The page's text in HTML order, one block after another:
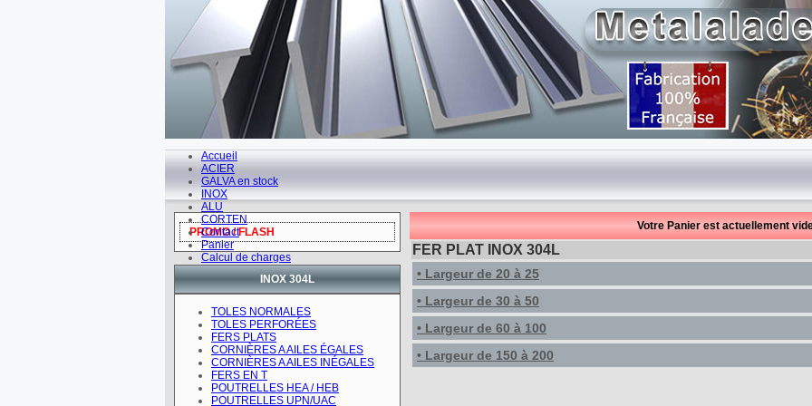
Accueil
ACIER
GALVA en stock
INOX
ALU
CORTEN
Contact
Panier
Calcul de charges
PROMO / FLASH
INOX 304L
TOLES NORMALES
TOLES PERFORÉES
FERS PLATS
CORNIÈRES A AILES ÉGALES
CORNIÈRES A AILES INÉGALES
FERS EN T
POUTRELLES HEA / HEB
POUTRELLES UPN/UAC
Votre Panier est actuellement
FER PLAT INOX 304L
• Largeur de 20 à 25
• Largeur de 30 à 50
• Largeur de 60 à 100
• Largeur de 150 à 200